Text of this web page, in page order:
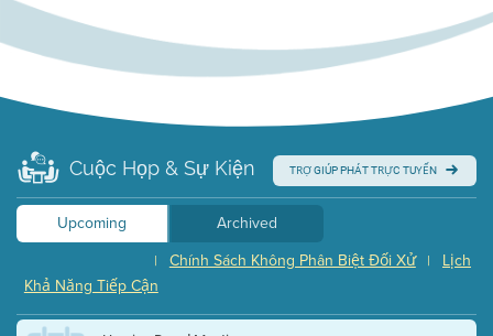
Cuộc Họp & Sự Kiện TRỢ GIÚP PHÁT TRỰC TUYẾN
Upcoming
Archived
Lịch
|
Chính Sách Không Phân Biệt Đối Xử
|
Khả Năng Tiếp Cận